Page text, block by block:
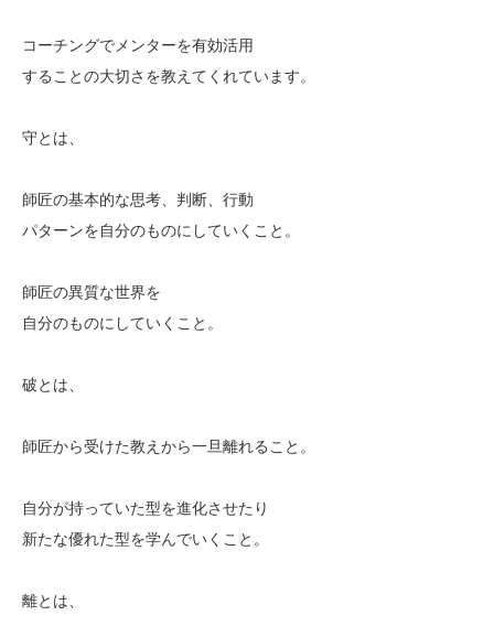
コーチングでメンターを有効活用
することの大切さを教えてくれています。
守とは、
師匠の基本的な思考、判断、行動
パターンを自分のものにしていくこと。
師匠の異質な世界を
自分のものにしていくこと。
破とは、
師匠から受けた教えから一旦離れること。
自分が持っていた型を進化させたり
新たな優れた型を学んでいくこと。
離とは、